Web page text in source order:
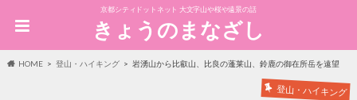
京都シティドットネット 大文字山や桜や遠景の話
きょうのまなざし
HOME 登山・ハイキング 岩湧山から比叡山、比良の蓬莱山、鈴鹿の御在所岳を遠望
登山・ハイキング